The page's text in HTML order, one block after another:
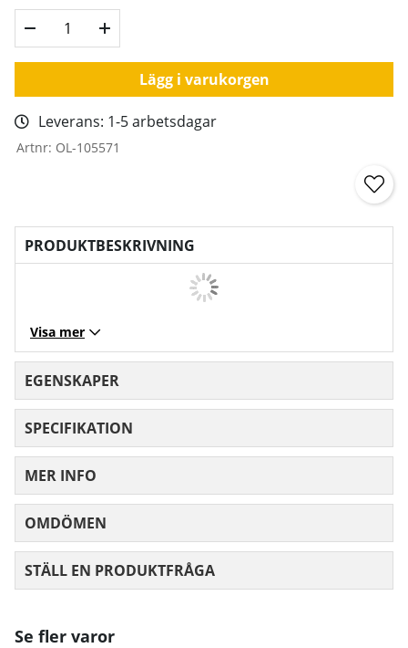
Lägg i varukorgen
Leverans: 1-5 arbetsdagar
Artnr: OL-105571
PRODUKTBESKRIVNING
Visa mer
EGENSKAPER
SPECIFIKATION
MER INFO
OMDÖMEN
STÄLL EN PRODUKTFRÅGA
Se fler varor